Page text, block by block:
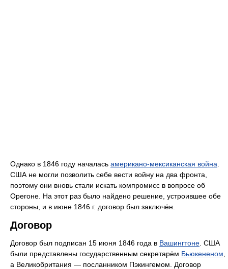
Однако в 1846 году началась американо-мексиканская война
США не могли позволить себе вести войну на два фронта,
поэтому они вновь стали искать компромисс в вопросе об
Орегоне. На этот раз было найдено решение, устроившее обе
стороны, и в июне 1846 г. договор был заключён.
Договор
Договор был подписан 15 июня 1846 года в Вашингтоне . США
были представлены государственным секретарём Бьюкененом
а Великобритания — посланником Пэкингемом. Договор